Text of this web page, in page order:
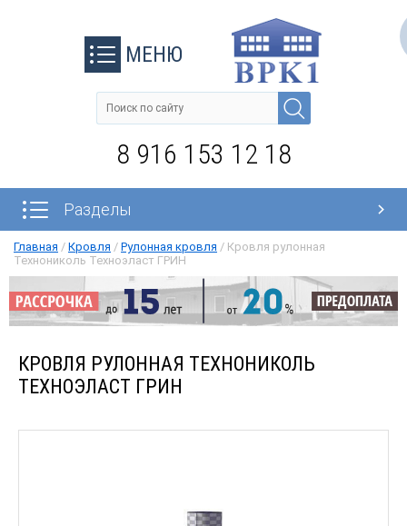
МЕНЮ
8 916 153 12 18
Разделы
Главная / Кровля / Рулонная кровля / Кровля рулонная
Технониколь Техноэласт ГРИН
КРОВЛЯ РУЛОННАЯ ТЕХНОНИКОЛЬ
ТЕХНОЭЛАСТ ГРИН